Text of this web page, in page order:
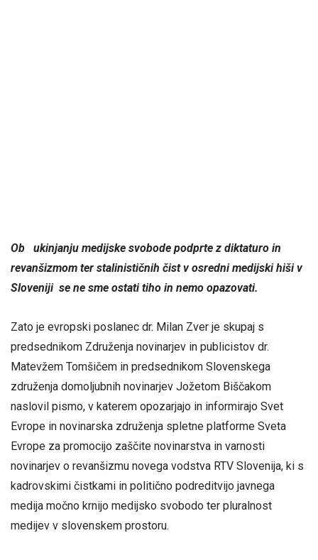
Ob ukinjanju medijske svobode podprte z diktaturo in
revanšizmom ter stalinističnih čist v osredni medijski hiši v
Sloveniji se ne sme ostati tiho in nemo opazovati.
Zato je evropski poslanec dr. Milan Zver je skupaj s
predsednikom Združenja novinarjev in publicistov dr.
Matevžem Tomšičem in predsednikom Slovenskega
združenja domoljubnih novinarjev Jožetom Biščakom
naslovil pismo, v katerem opozarjajo in informirajo Svet
Evrope in novinarska združenja spletne platforme Sveta
Evrope za promocijo zaščite novinarstva in varnosti
novinarjev o revanšizmu novega vodstva RTV Slovenija, ki s
kadrovskimi čistkami in politično podreditvijo javnega
medija močno krnijo medijsko svobodo ter pluralnost
medijev v slovenskem prostoru.